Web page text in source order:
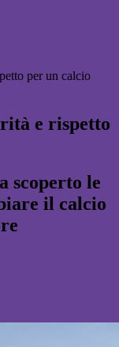
per un calcio
e rispetto
scoperto le
il calcio